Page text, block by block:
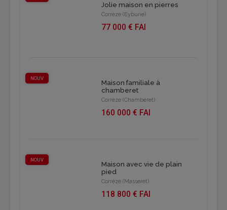
Jolie maison en pierres
Corrèze (Eyburie)
77 000 € FAI
NOUV
Maison familiale à
chamberet
Corrèze (Chamberet)
160 000 € FAI
NOUV
Maison avec vie de plain
pied
Corrèze (Masseret)
118 800 € FAI